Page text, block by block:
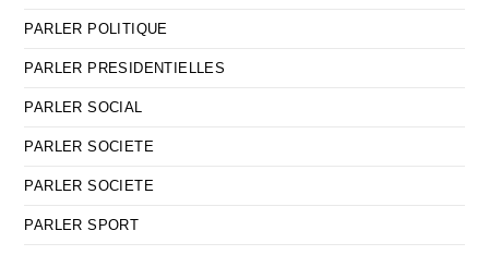
PARLER POLITIQUE
PARLER PRESIDENTIELLES
PARLER SOCIAL
PARLER SOCIETE
PARLER SOCIETE
PARLER SPORT